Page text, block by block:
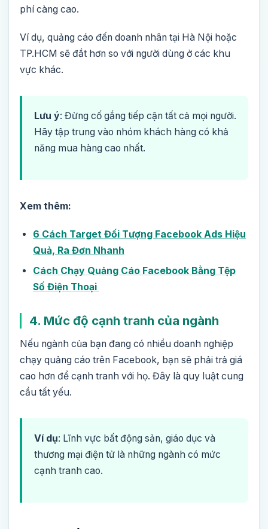
phí càng cao.
Ví dụ, quảng cáo đến doanh nhân tại Hà Nội hoặc
TP.HCM sẽ đắt hơn so với người dùng ở các khu
vực khác.
Lưu ý: Đừng cố gắng tiếp cận tất cả mọi người.
Hãy tập trung vào nhóm khách hàng có khả
năng mua hàng cao nhất.
Xem thêm:
6 Cách Target Đối Tượng Facebook Ads Hiệu
Quả, Ra Đơn Nhanh
Cách Chạy Quảng Cáo Facebook Bằng Tệp
Số Điện Thoại
4. Mức độ cạnh tranh của ngành
Nếu ngành của bạn đang có nhiều doanh nghiệp
chạy quảng cáo trên Facebook, bạn sẽ phải trả giá
cao hơn để cạnh tranh với họ. Đây là quy luật cung
cầu tất yếu.
Ví dụ: Lĩnh vực bất động sản, giáo dục và
thương mại điện tử là những ngành có mức
cạnh tranh cao.